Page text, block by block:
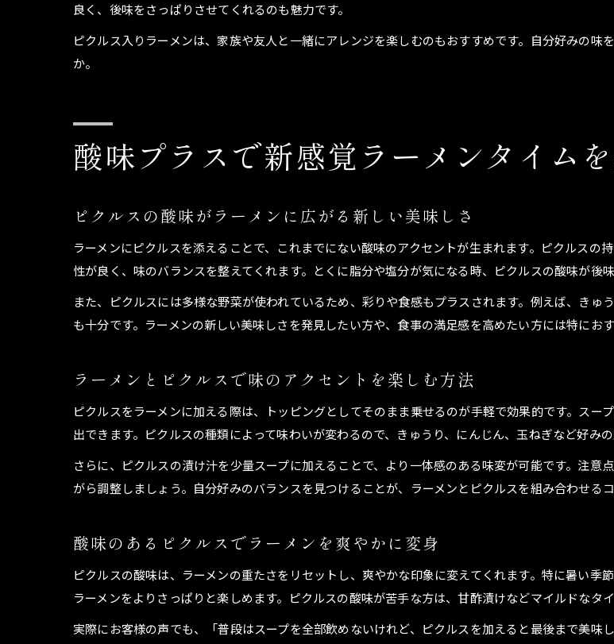
良く、後味をさっぱりさせてくれるのも魅力です。
ピクルス入りラーメンは、家族や友人と一緒にアレンジを楽しむのもおすすめです。自分好みの味
か。
酸味プラスで新感覚ラーメンタイム
ピクルスの酸味がラーメンに広がる新しい美味しさ
ラーメンにピクルスを添えることで、これまでにない酸味のアクセントが生まれます。ピクルスの
性が良く、味のバランスを整えてくれます。とくに脂分や塩分が気になる時、ピクルスの酸味が後
また、ピクルスには多様な野菜が使われているため、彩りや食感もプラスされます。例えば、き
も十分です。ラーメンの新しい美味しさを発見したい方や、食事の満足感を高めたい方には特におす
ラーメンとピクルスで味のアクセントを楽しむ方法
ピクルスをラーメンに加える際は、トッピングとしてそのまま乗せるのが手軽で効果的です。ス
出できます。ピクルスの種類によって味わいが変わるので、きゅうり、にんじん、玉ねぎなど好み
さらに、ピクルスの漬け汁を少量スープに加えることで、より一体感のある味変が可能です。注
がら調整しましょう。自分好みのバランスを見つけることが、ラーメンとピクルスを組み合わせるコ
酸味のあるピクルスでラーメンを爽やかに変身
ピクルスの酸味は、ラーメンの重たさをリセットし、爽やかな印象に変えてくれます。特に暑い季
ラーメンをよりさっぱりと楽しめます。ピクルスの酸味が苦手な方は、甘酢漬けなどマイルドなタ
実際にお客様の声でも、「普段はスープを全部飲めないけれど、ピクルスを加えると最後まで美